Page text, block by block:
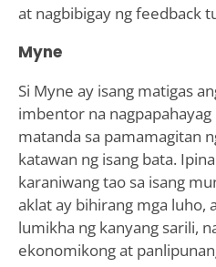
at nagbibigay ng feedback
Myne
Si Myne ay isang matigas
imbentor na
matanda sa pamamagitan
katawan ng isang bata.
karaniwang tao sa isang
aklat ay bihirang mga luho,
lumikha ng kanyang sarili,
ekonomikong at